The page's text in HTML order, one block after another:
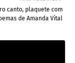
canto, plaquete com
de Amanda Vital